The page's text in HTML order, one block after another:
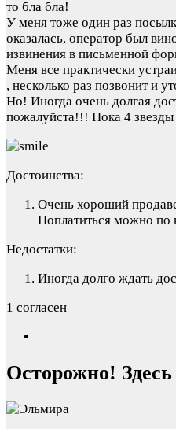
то бла бла!
У меня тоже один раз
оказалась, оператор был
извинения в письменной
Меня все практически
, несколько раз позвонит и
Но! Иногда очень долгая
пожалуйста!!! Пока 4 звезды
Достоинства:
Очень хороший
Поплатиться можно по
Недостатки:
Иногда долго ждать
1 согласен
Осторожно!